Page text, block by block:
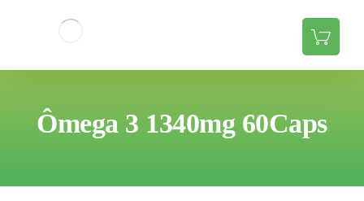
Ômega 3 1340mg 60Caps